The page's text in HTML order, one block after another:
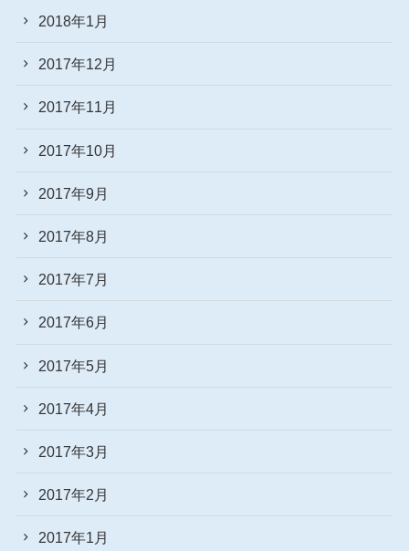
2018年1月
2017年12月
2017年11月
2017年10月
2017年9月
2017年8月
2017年7月
2017年6月
2017年5月
2017年4月
2017年3月
2017年2月
2017年1月